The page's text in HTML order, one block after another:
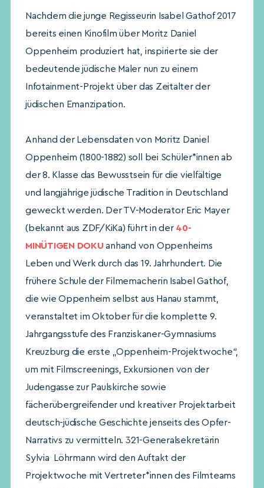
Nachdem die junge Regisseurin Isabel Gathof 2017
bereits einen Kinofilm über Moritz Daniel
Oppenheim produziert hat, inspirierte sie der
bedeutende jüdische Maler nun zu einem
Infotainment-Projekt über das Zeitalter der
jüdischen Emanzipation.
Anhand der Lebensdaten von Moritz Daniel
Oppenheim (1800-1882) soll bei Schüler*innen ab
der 8. Klasse das Bewusstsein für die vielfältige
und langjährige jüdische Tradition in Deutschland
geweckt werden. Der TV-Moderator Eric Mayer
(bekannt aus ZDF/KiKa) führt in der 40-
MINÜTIGEN DOKU anhand von Oppenheims
Leben und Werk durch das 19. Jahrhundert. Die
frühere Schule der Filmemacherin Isabel Gathof,
die wie Oppenheim selbst aus Hanau stammt,
veranstaltet im Oktober für die komplette 9.
Jahrgangsstufe des Franziskaner-Gymnasiums
Kreuzburg die erste „Oppenheim-Projektwoche“,
um mit Filmscreenings, Exkursionen von der
Judengasse zur Paulskirche sowie
fächerübergreifender und kreativer Projektarbeit
deutsch-jüdische Geschichte jenseits des Opfer-
Narrativs zu vermitteln. 321-Generalsekretärin
Sylvia Löhrmann wird den Auftakt der
Projektwoche mit Vertreter*innen des Filmteams